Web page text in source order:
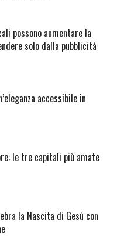
possono aumentare la
solo dalla pubblicità
accessibile in
le tre capitali più amate
la Nascita di Gesù con